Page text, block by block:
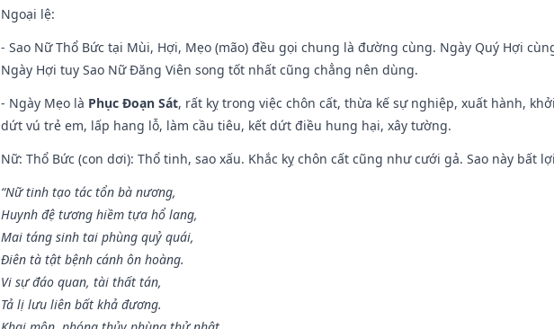
Ngoại lệ:
- Sao Nữ Thổ Bức tại Mùi, Hợi, Mẹo (mão) đều gọi chung là đường cùng. Ngày Quý Hợi
Ngày Hợi tuy Sao Nữ Đăng Viên song tốt nhất cũng chẳng nên dùng.
- Ngày Mẹo là Phục Đoạn Sát, rất kỵ trong việc chôn cất, thừa kế sự nghiệp, xuất hành,
dứt vú trẻ em, lấp hang lỗ, làm cầu tiêu, kết dứt điều hung hại, xây tường.
Nữ: Thổ Bức (con dơi): Thổ tinh, sao xấu. Khắc kỵ chôn cất cũng như cưới gả. Sao này bất
“Nữ tinh tạo tác tổn bà nương,
Huynh đệ tương hiềm tựa hổ lang,
Mai táng sinh tai phùng quỷ quái,
Điên tà tật bệnh cánh ôn hoàng.
Vi sự đáo quan, tài thất tán,
Tả lị lưu liên bất khả đương.